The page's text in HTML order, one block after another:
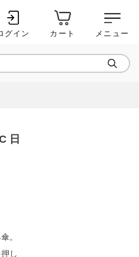
グイン カート メニュー
日
。
し